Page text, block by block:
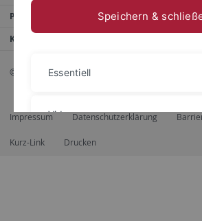
Portale
Kontaktinfo
© 2026 Eberhard Karls Universität Tübingen,
Impressum Datenschutzerklärung
Kurz-Link Drucken
Speichern &
Essentiell
Videos